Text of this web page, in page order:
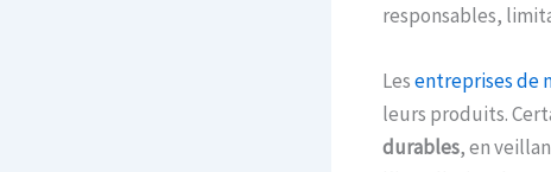
responsables,
Lesentreprises de
leurs produits.
durables, en